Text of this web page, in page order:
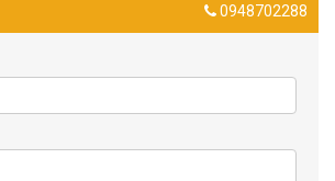
0948702288